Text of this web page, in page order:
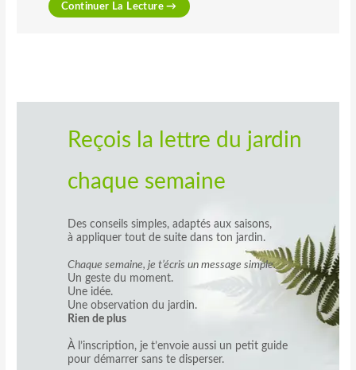
Continuer La Lecture →
Reçois la lettre du jardin
chaque semaine
Des conseils simples, adaptés aux saisons,
à appliquer tout de suite dans ton jardin.
Chaque semaine, je t’écris un message simple.
Un geste du moment.
Une idée.
Une observation du jardin.
Rien de plus
À l’inscription, je t’envoie aussi un petit guide
pour démarrer sans te disperser.